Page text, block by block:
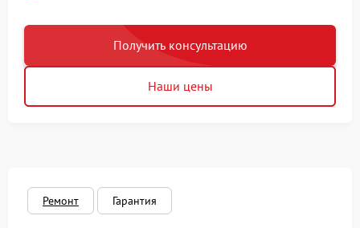
Получить консультацию
Наши цены
Ремонт Гарантия